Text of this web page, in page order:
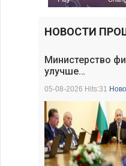
НОВОСТИ
Министерство
улучше…
05-08-2026 Hits:31